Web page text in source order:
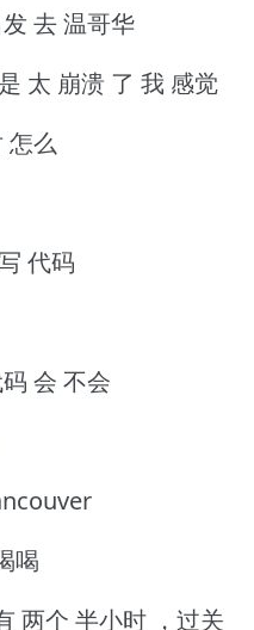
去 温哥华
太 崩溃 了 我 感觉
怎么
代码
会 不会
喝
两个 半小时 ，过关